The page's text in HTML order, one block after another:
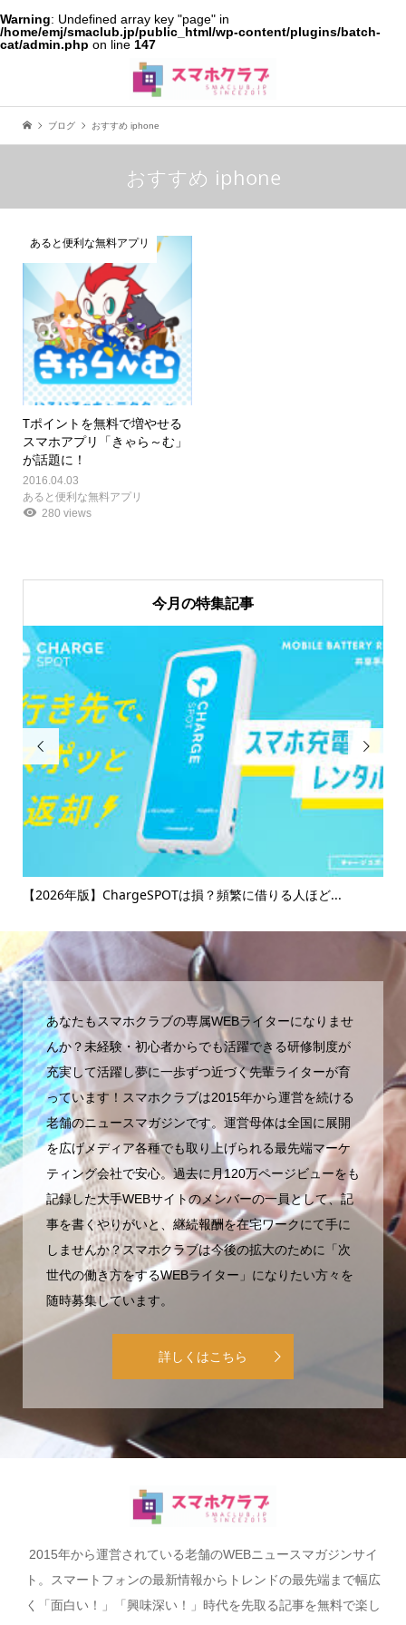
Warning: Undefined array key "page" in
/home/emj/smaclub.jp/public_html/wp-content/plugins/batch-
cat/admin.php on line 147
ブログ おすすめ iphone
おすすめ iphone
あると便利な無料アプリ
Tポイントを無料で増やせる
スマホアプリ「きゃら～む」
が話題に！
2016.04.03
あると便利な無料アプリ
280 views
今月の特集記事

【2026年版】ChargeSPOTは損？頻繁に借りる人ほど...

あなたもスマホクラブの専属WEBライターになりませ
んか？未経験・初心者からでも活躍できる研修制度が
充実して活躍し夢に一歩ずつ近づく先輩ライターが育
っています！スマホクラブは2015年から運営を続ける
老舗のニュースマガジンです。運営母体は全国に展開
を広げメディア各種でも取り上げられる最先端マーケ
ティング会社で安心。過去に月120万ページビューをも
記録した大手WEBサイトのメンバーの一員として、記
事を書くやりがいと、継続報酬を在宅ワークにて手に
しませんか？スマホクラブは今後の拡大のために「次
世代の働き方をするWEBライター」になりたい方々を
随時募集しています。
詳しくはこちら
2015年から運営されている老舗のWEBニュースマガジンサイ
ト。スマートフォンの最新情報からトレンドの最先端まで幅広
く「面白い！」「興味深い！」時代を先取る記事を無料で楽し